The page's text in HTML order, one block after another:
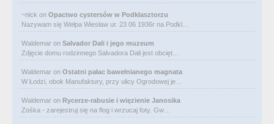
~nick on Opactwo cystersów w Podklasztorzu
Nazywam się Wełpa Wiesław ur. 23 06 1936r na Podkl…
Waldemar on Salvador Dali i jego muzeum
Zdjęcie domu rodzinnego Salvadora Dali jest obcięt…
Waldemar on Ostatni pałac bawełnianego magnata
W Łodzi, obok Manufaktury, przy ulicy Ogrodowej je…
Waldemar on Rycerze-rabusie i więzienie Janosika
Zośka - zarejestruj się na flog i wrzucaj foty. Gw…